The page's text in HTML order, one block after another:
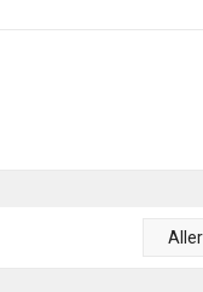
Aller